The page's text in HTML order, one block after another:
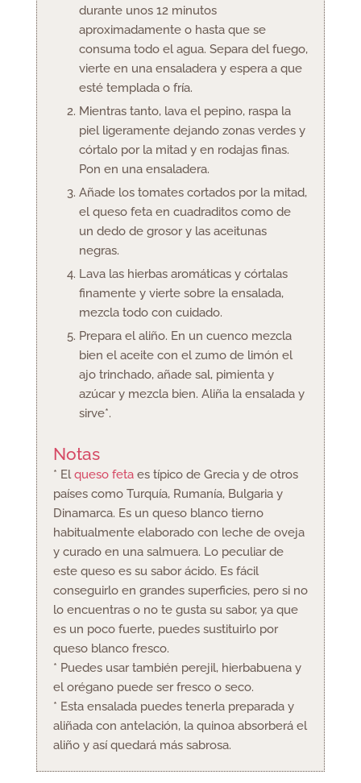
durante unos 12 minutos
aproximadamente o hasta que se
consuma todo el agua. Separa del fuego,
vierte en una ensaladera y espera a que
esté templada o fría.
Mientras tanto, lava el pepino, raspa la
piel ligeramente dejando zonas verdes y
córtalo por la mitad y en rodajas finas.
Pon en una ensaladera.
Añade los tomates cortados por la mitad,
el queso feta en cuadraditos como de
un dedo de grosor y las aceitunas
negras.
Lava las hierbas aromáticas y córtalas
finamente y vierte sobre la ensalada,
mezcla todo con cuidado.
Prepara el aliño. En un cuenco mezcla
bien el aceite con el zumo de limón el
ajo trinchado, añade sal, pimienta y
azúcar y mezcla bien. Aliña la ensalada y
sirve*.
Notas
* Elqueso fetaes típico de Grecia y de otros
países como Turquía, Rumanía, Bulgaria y
Dinamarca. Es un queso blanco tierno
habitualmente elaborado con leche de oveja
y curado en una salmuera. Lo peculiar de
este queso es su sabor ácido. Es fácil
conseguirlo en grandes superficies, pero si no
lo encuentras o no te gusta su sabor, ya que
es un poco fuerte, puedes sustituirlo por
queso blanco fresco.
* Puedes usar también perejil, hierbabuena y
el orégano puede ser fresco o seco.
* Esta ensalada puedes tenerla preparada y
aliñada con antelación, la quinoa absorberá el
aliño y así quedará más sabrosa.